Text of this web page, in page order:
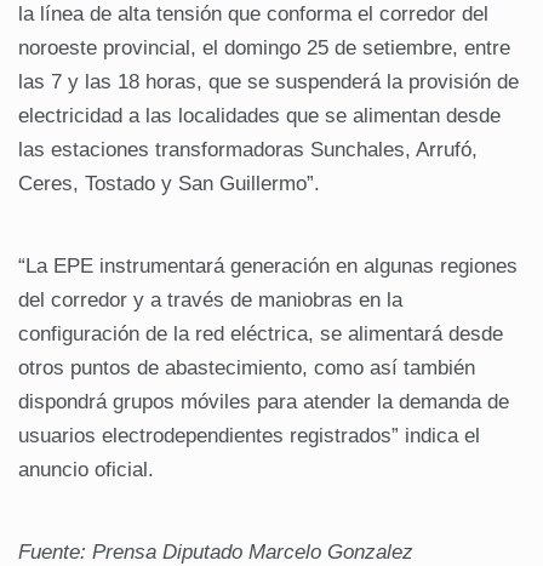
la línea de alta tensión que conforma el corredor del
noroeste provincial, el domingo 25 de setiembre, entre
las 7 y las 18 horas, que se suspenderá la provisión de
electricidad a las localidades que se alimentan desde
las estaciones transformadoras Sunchales, Arrufó,
Ceres, Tostado y San Guillermo”.
“La EPE instrumentará generación en algunas regiones
del corredor y a través de maniobras en la
configuración de la red eléctrica, se alimentará desde
otros puntos de abastecimiento, como así también
dispondrá grupos móviles para atender la demanda de
usuarios electrodependientes registrados” indica el
anuncio oficial.
Fuente: Prensa Diputado Marcelo Gonzalez